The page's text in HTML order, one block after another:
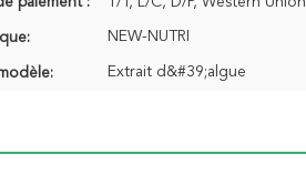
NEW-NUTRI
Extrait d&#39;algue